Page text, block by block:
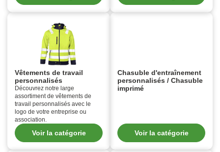
Vêtements de travail
personnalisés
Découvrez notre large
assortiment de vêtements de
travail personnalisés avec le
logo de votre entreprise ou
association.
Voir la catégorie
Chasuble d'entraînement
personnalisés / Chasuble
imprimé
Voir la catégorie